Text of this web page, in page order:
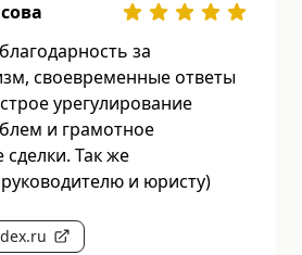
за
своевременные ответы
урегулирование
и грамотное
Так же
и юристу)